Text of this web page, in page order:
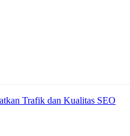
Trafik dan Kualitas SEO